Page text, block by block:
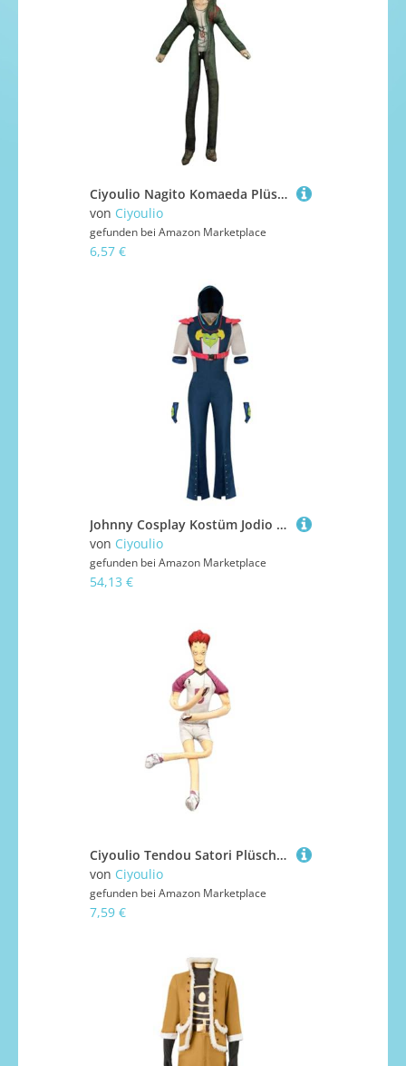
Ciyoulio Nagito Komaeda Plüschfigur Twistable Plushies Nanami Chiaki/Kokichi Oma Anime Stofffigur Lustige Cartoon-Figur Kissen Kissen Sofa Bett Dekoration Geschenk 28 cm
von Ciyoulio
gefunden bei Amazon Marketplace
6,57 €
Johnny Cosplay Kostüm Jodio Rollenspiel Outfits Anime Cospaly Uniform Komplettes Set Outfits Anime Karneval Halloween Party Kostüm für Erwachsene
von Ciyoulio
gefunden bei Amazon Marketplace
54,13 €
Ciyoulio Tendou Satori Plüschfigur, lustige Anime-Stofffigur, verdrehbare Gliedmaßen, PP-Baumwolle, Wurfkissen, Sofa, Bett, Dekoration, Geschenk, 28 cm
von Ciyoulio
gefunden bei Amazon Marketplace
7,59 €